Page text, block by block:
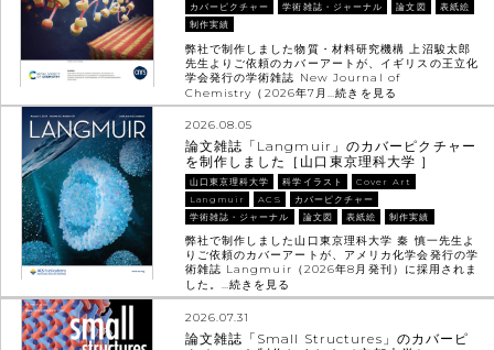
カバーピクチャー
学術雑誌・ジャーナル 論文図
表紙絵
制作実績
弊社で制作しました物質・材料研究機構 上沼駿太郎
先生よりご依頼のカバーアートが、イギリスの王立化
学会発行の学術雑誌 New Journal of
Chemistry（2026年7月…続きを見る
2026.08.05
論文雑誌「Langmuir」のカバーピクチャー
を制作しました［山口東京理科大学 ］
山口東京理科大学 科学イラスト
Cover Art
Langmuir
ACS
カバーピクチャー
学術雑誌・ジャーナル
論文図 表紙絵 制作実績
弊社で制作しました山口東京理科大学 秦 慎一先生よ
りご依頼のカバーアートが、アメリカ化学会発行の学
術雑誌 Langmuir（2026年8月発刊）に採用されま
した。…続きを見る
2026.07.31
論文雑誌「Small Structures」のカバーピ